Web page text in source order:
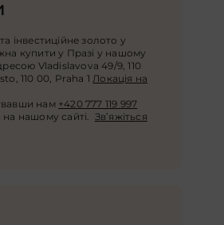
інвестиційне золото у
купити у Празі у нашому
Vladislavova 49/9, 110
110 00, Praha 1 Локація на
нам +420 777 119 997
нашому сайті.
Зв’яжіться